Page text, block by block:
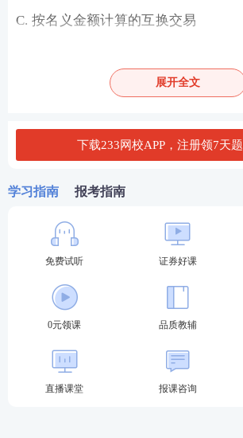
C. 按名义金额计算的互换交易
查看答案
3、股权类资产的远期合约不包括
C. 一篮子股票的远期合约
D. 股票价格指数的远期合约
查看答案
展开全文
下载233网校APP，注册领7天
学习指南 报考指南
免费试听 证券好课
0元领课 品质教辅
直播课堂 报课咨询